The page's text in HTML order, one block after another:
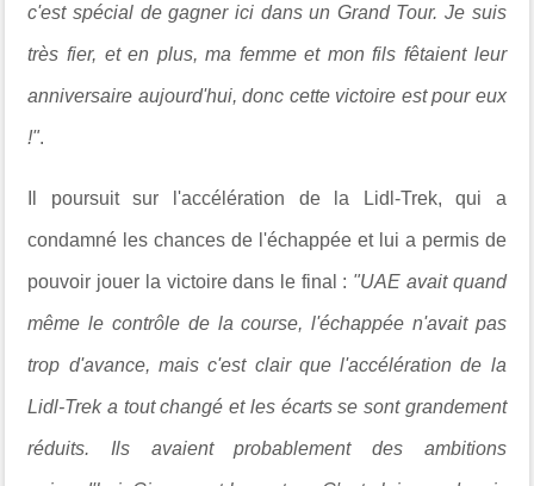
c'est spécial de gagner ici dans un Grand Tour. Je suis
très fier, et en plus, ma femme et mon fils fêtaient leur
anniversaire aujourd'hui, donc cette victoire est pour eux
!".
Il poursuit sur l'accélération de la Lidl-Trek, qui a
condamné les chances de l'échappée et lui a permis de
pouvoir jouer la victoire dans le final : "UAE avait quand
même le contrôle de la course, l'échappée n'avait pas
trop d'avance, mais c'est clair que l'accélération de la
Lidl-Trek a tout changé et les écarts se sont grandement
réduits. Ils avaient probablement des ambitions